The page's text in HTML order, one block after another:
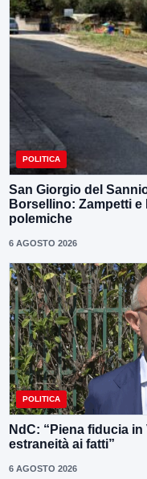
POLITICA
San Giorgio del
Borsellino: Zampetti
polemiche
6 AGOSTO 2026
POLITICA
NdC: “Piena fiducia
estraneità ai fatti”
6 AGOSTO 2026